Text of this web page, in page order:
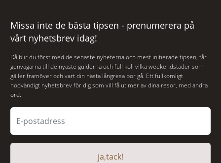
Missa inte de bästa tipsen - prenumerera på
vårt nyhetsbrev idag!
Då blir du först med de senaste nyheterna och mest initierade tipsen, får
genvägarna till de nyaste guiderna och full koll vilka weekendstäder som
gäller framöver och vart din nästa långresa bör gå. Ett fullkomligt
nödvändigt nyhetsbrev för dig som vill få ut mer av dina resor, med andra
ord.
ja,tack!